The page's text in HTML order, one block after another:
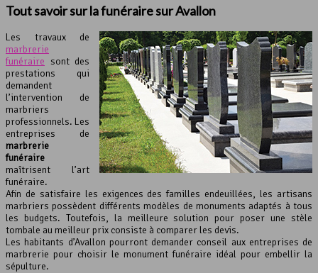
Tout savoir sur la funéraire sur Avallon
Les travaux de
marbrerie
funéraire sont des
prestations qui
demandent
l’intervention de
marbriers
professionnels. Les
entreprises de
marbrerie
funéraire
maîtrisent l’art
funéraire.
Afin de satisfaire les exigences des familles endeuillées, les artisans
marbriers possèdent différents modèles de monuments adaptés à tous
les budgets. Toutefois, la meilleure solution pour poser une stèle
tombale au meilleur prix consiste à comparer les devis.
Les habitants d’Avallon pourront demander conseil aux entreprises de
marbrerie pour choisir le monument funéraire idéal pour embellir la
sépulture.